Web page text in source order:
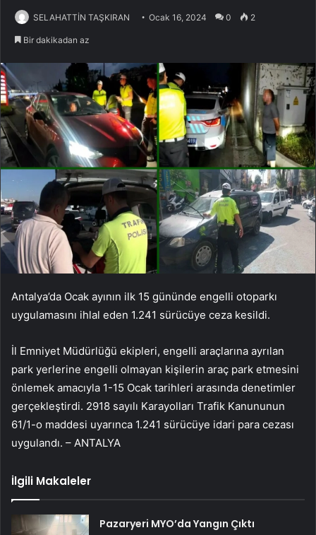
SELAHATTİN TAŞKIRAN Ocak 16, 2024 0 2
Bir dakikadan az
Antalya’da Ocak ayının ilk 15 gününde engelli otoparkı
uygulamasını ihlal eden 1.241 sürücüye ceza kesildi.
İl Emniyet Müdürlüğü ekipleri, engelli araçlarına ayrılan
park yerlerine engelli olmayan kişilerin araç park etmesini
önlemek amacıyla 1-15 Ocak tarihleri ​​arasında denetimler
gerçekleştirdi. 2918 sayılı Karayolları Trafik Kanununun
61/1-o maddesi uyarınca 1.241 sürücüye idari para cezası
uygulandı. – ANTALYA
İlgili Makaleler
Pazaryeri MYO’da Yangın Çıktı